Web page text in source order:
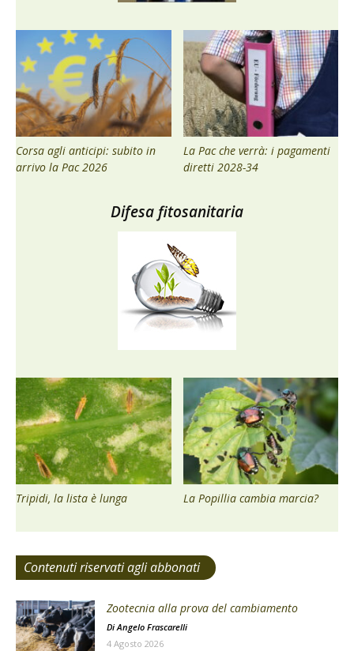
Corsa agli anticipi: subito in
arrivo la Pac 2026
La Pac che verrà: i pagamenti
diretti 2028-34
Difesa fitosanitaria
Tripidi, la lista è lunga La Popillia cambia marcia?
Contenuti riservati agli abbonati
Zootecnia alla prova del cambiamento
DiAngelo Frascarelli
4 Agosto 2026